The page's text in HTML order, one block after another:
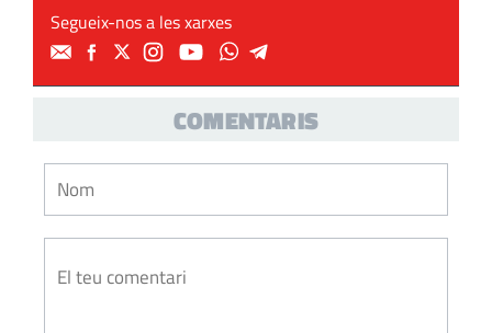
Segueix-nos a les xarxes
COMENTARIS